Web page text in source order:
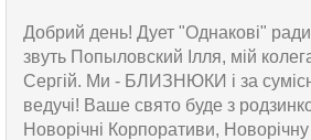
Добрий день! Дует "Однакові"
звуть Попыловский Ілля, мій
Сергій. Ми - БЛИЗНЮКИ і за
ведучі! Ваше свято буде з
Новорічні Корпоративи, Новорічну